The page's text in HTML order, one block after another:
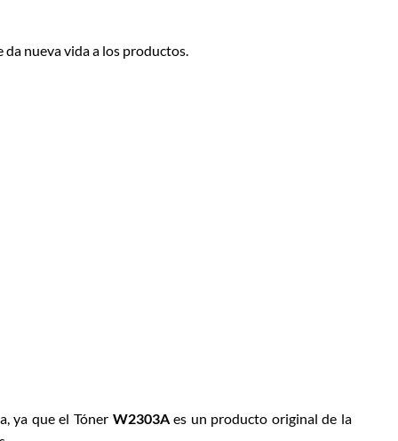
nueva vida a los productos.
ya que el Tóner W2303Aes un producto original de la